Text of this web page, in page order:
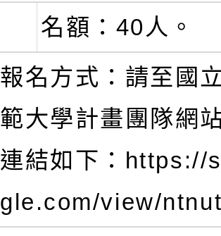
名額：40人。
報名方式：請至國
範大學計畫團隊網
連結如下：https://
gle.com/view/